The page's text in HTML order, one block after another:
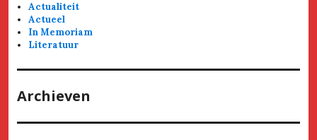
Actualiteit
Actueel
In Memoriam
Literatuur
Archieven